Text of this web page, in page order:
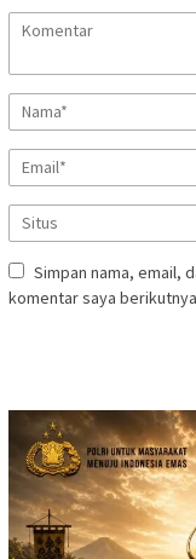
Simpan nama, email,
komentar saya